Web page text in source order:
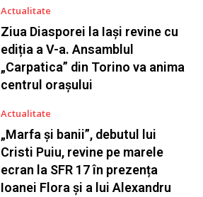
Actualitate
Ziua Diasporei la Iași revine cu
ediția a V-a. Ansamblul
„Carpatica” din Torino va anima
centrul orașului
Actualitate
„Marfa și banii”, debutul lui
Cristi Puiu, revine pe marele
ecran la SFR 17 în prezența
Ioanei Flora și a lui Alexandru